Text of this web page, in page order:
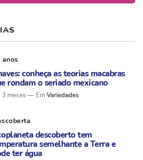
anos
conheça as teorias macabras
rondam o seriado mexicano
3 meses Variedades
descoberto tem
semelhante a Terra e
ter água